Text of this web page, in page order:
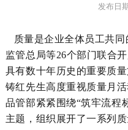
发布日
质量是企业全体员工共同
监管总局等26个部门联合
具有数十年历史 的重要质
铸红先生高度重视质量月
品管部紧紧 围绕“筑牢流程
主题， 组织 展开了一系列